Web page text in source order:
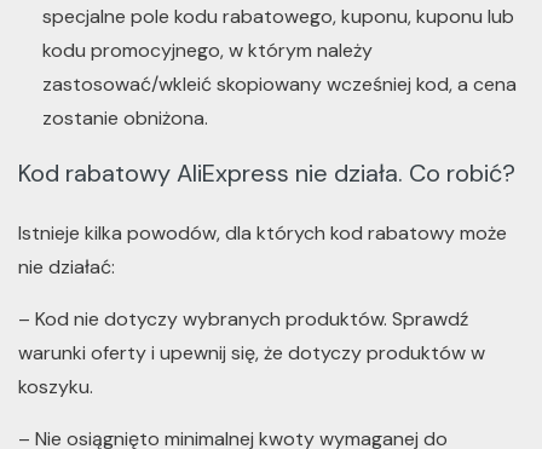
specjalne pole kodu rabatowego, kuponu, kuponu lub
kodu promocyjnego, w którym należy
zastosować/wkleić skopiowany wcześniej kod, a cena
zostanie obniżona.
Kod rabatowy AliExpress nie działa. Co robić?
Istnieje kilka powodów, dla których kod rabatowy może
nie działać:
– Kod nie dotyczy wybranych produktów. Sprawdź
warunki oferty i upewnij się, że dotyczy produktów w
koszyku.
– Nie osiągnięto minimalnej kwoty wymaganej do